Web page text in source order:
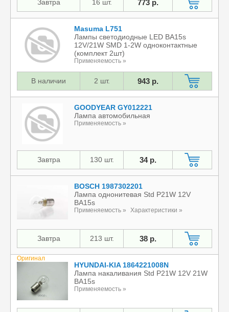
Завтра 16 шт. 773 р.
Masuma L751
Лампы светодиодные LED BA15s
12V/21W SMD 1-2W одноконтактные
(комплект 2шт)
Применяемость »
В наличии 2 шт. 943 р.
GOODYEAR GY012221
Лампа автомобильная
Применяемость »
Завтра 130 шт. 34 р.
BOSCH 1987302201
Лампа однонитевая Std P21W 12V
BA15s
Применяемость » Характеристики »
Завтра 213 шт. 38 р.
Оригинал
HYUNDAI-KIA 1864221008N
Лампа накаливания Std P21W 12V 21W
BA15s
Применяемость »